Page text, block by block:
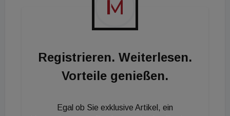
Registrieren. Weiterlesen.
Vorteile genießen.
Egal ob Sie exklusive Artikel, ein